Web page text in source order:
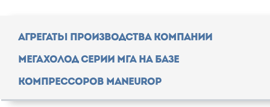
Агрегаты производства компании
МЕГАХОЛОД серии МГА на базе
компрессоров Maneurop